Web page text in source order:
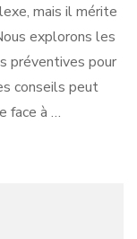
mais il mérite
explorons les
préventives pour
conseils peut
face à …